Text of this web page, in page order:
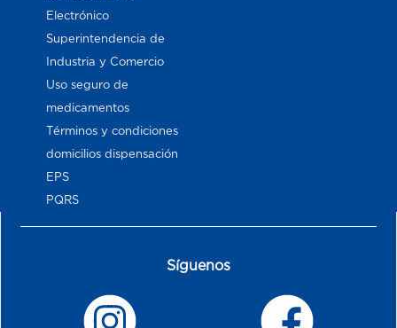
Electrónico
Superintendencia de
Industria y Comercio
Uso seguro de
medicamentos
Términos y condiciones
domicilios dispensación
EPS
PQRS
Síguenos